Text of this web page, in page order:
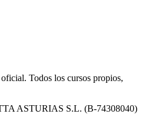
Todos los cursos propios,
ASTURIAS S.L. (B-74308040)